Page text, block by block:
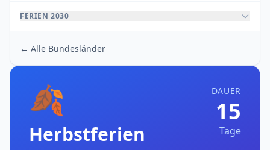
FERIEN 2030
← Alle Bundesländer
🍂
Herbstferien
DAUER
15
Tage